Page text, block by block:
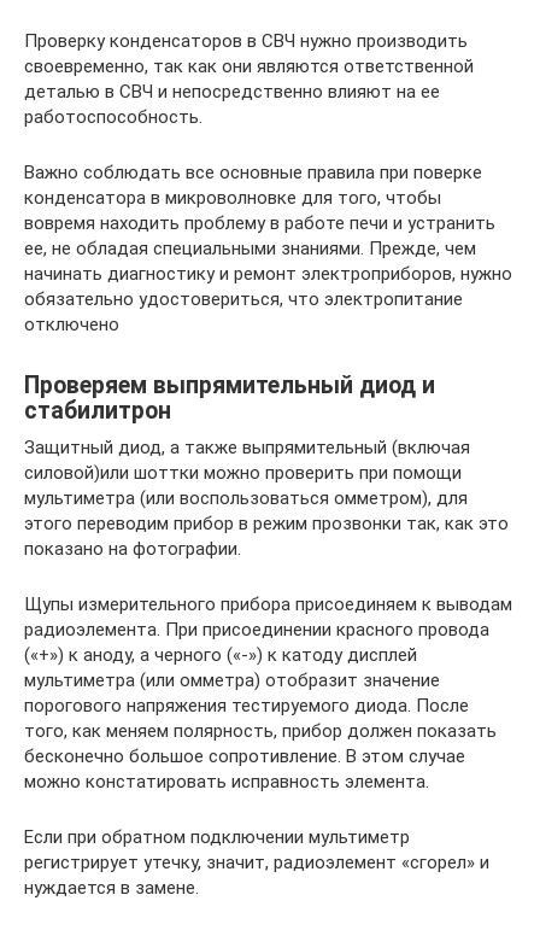
Проверку конденсаторов в СВЧ нужно производить
своевременно, так как они являются ответственной
деталью в СВЧ и непосредственно влияют на ее
работоспособность.
Важно соблюдать все основные правила при поверке
конденсатора в микроволновке для того, чтобы
вовремя находить проблему в работе печи и устранить
ее, не обладая специальными знаниями. Прежде, чем
начинать диагностику и ремонт электроприборов, нужно
обязательно удостовериться, что электропитание
отключено
Проверяем выпрямительный диод и
стабилитрон
Защитный диод, а также выпрямительный (включая
силовой)или шоттки можно проверить при помощи
мультиметра (или воспользоваться омметром), для
этого переводим прибор в режим прозвонки так, как это
показано на фотографии.
Щупы измерительного прибора присоединяем к выводам
радиоэлемента. При присоединении красного провода
(«+») к аноду, а черного («-») к катоду дисплей
мультиметра (или омметра) отобразит значение
порогового напряжения тестируемого диода. После
того, как меняем полярность, прибор должен показать
бесконечно большое сопротивление. В этом случае
можно констатировать исправность элемента.
Если при обратном подключении мультиметр
регистрирует утечку, значит, радиоэлемент «сгорел» и
нуждается в замене.